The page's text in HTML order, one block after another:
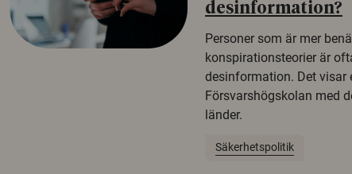
desinformation?
Personer som är mer
konspirationsteorier är
desinformation. Det visar
Försvarshögskolan med
länder.
Säkerhetspolitik